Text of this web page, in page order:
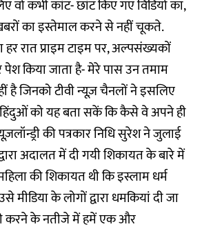
कभी कांट- छांट किए गए विडियो का,
का इस्तेमाल करने से नहीं चूकते.
हर रात प्राइम टाइम पर, अल्पसंख्यकों
किया जाता है- मेरे पास उन तमाम
है जिनको टीवी न्यूज़ चैनलों ने इसलिए
हिंदुओं को यह बता सकें कि कैसे वे अपने ही
की पत्रकार निधि सुरेश ने जुलाई
अदालत में दी गयी शिकायत के बारे में
की शिकायतथी कि इस्लाम धर्म
के लोगों द्वारा धमकियां दी जा
करने के नतीजे में हमें एक और